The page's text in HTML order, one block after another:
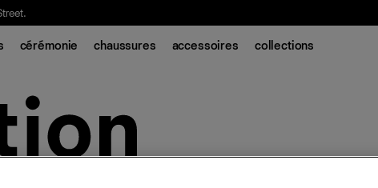
cérémonie chaussures accessoires collections